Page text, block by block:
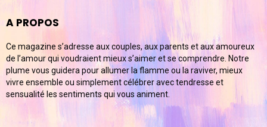
A PROPOS
Ce magazine s’adresse aux couples, aux parents et aux amoureux
de l’amour qui voudraient mieux s’aimer et se comprendre. Notre
plume vous guidera pour allumer la flamme ou la raviver, mieux
vivre ensemble ou simplement célébrer avec tendresse et
sensualité les sentiments qui vous animent.